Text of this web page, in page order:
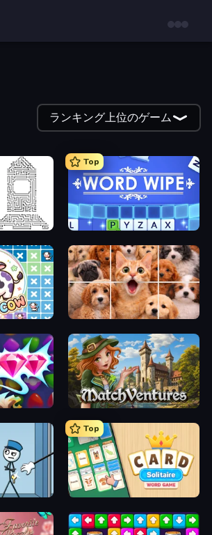
ランキング上位のゲーム
Top
Word Wipe
Jigpic Solitaire
MatchVentures
Top
Card Solitaire: Word Game